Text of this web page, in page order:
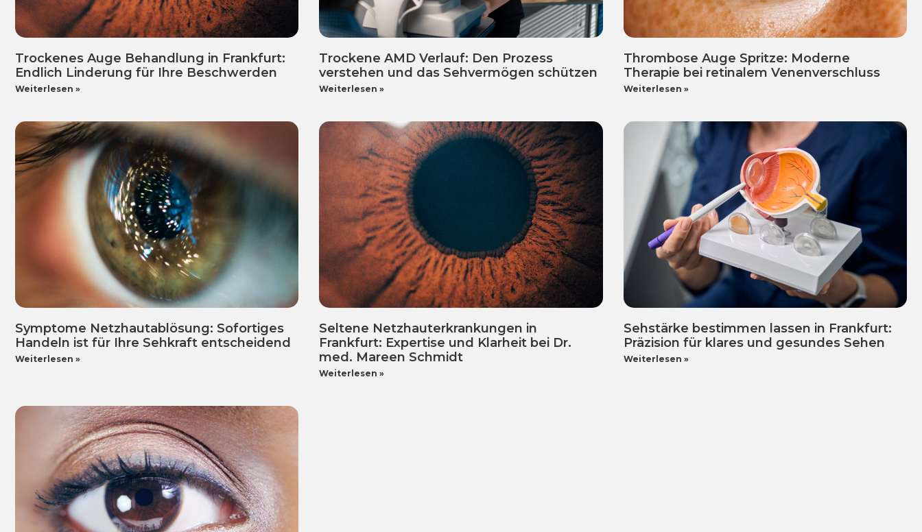
Trockenes Auge Behandlung in Frankfurt:
Endlich Linderung für Ihre Beschwerden
Weiterlesen »
Trockene AMD Verlauf: Den Prozess
verstehen und das Sehvermögen schützen
Weiterlesen »
Thrombose Auge Spritze: Moderne
Therapie bei retinalem Venenverschluss
Weiterlesen »
Symptome Netzhautablösung: Sofortiges
Handeln ist für Ihre Sehkraft entscheidend
Weiterlesen »
Seltene Netzhauterkrankungen in
Frankfurt: Expertise und Klarheit bei Dr.
med. Mareen Schmidt
Weiterlesen »
Sehstärke bestimmen lassen in Frankfurt:
Präzision für klares und gesundes Sehen
Weiterlesen »